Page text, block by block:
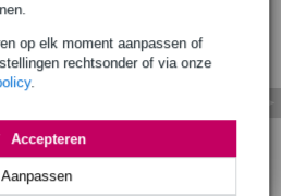
op elk moment aanpassen of
rechtsonder of via onze
.
Aanpassen
Accepteren